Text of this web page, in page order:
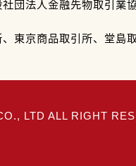
団法人金融先物取引業
東京商品取引所、堂島
LTD ALL RIGHT